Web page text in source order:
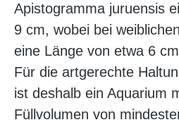
Apistogramma juruensis
9 cm, wobei bei
eine Länge von etwa 6
Für die artgerechte
ist deshalb ein Aquarium
Füllvolumen von